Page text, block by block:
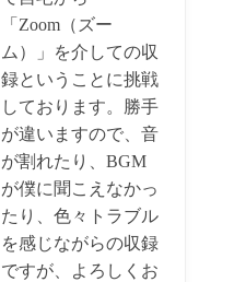
「Zoom（ズー
ム）」を介しての収
録ということに挑戦
しております。勝手
が違いますので、音
が割れたり、BGM
が僕に聞こえなかっ
たり、色々トラブル
を感じながらの収録
ですが、よろしくお